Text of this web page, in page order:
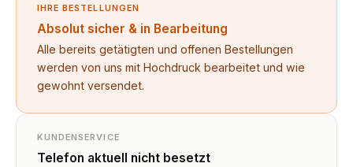
IHRE BESTELLUNGEN
Absolut sicher & in Bearbeitung
Alle bereits getätigten und offenen Bestellungen
werden von uns mit Hochdruck bearbeitet und wie
gewohnt versendet.
KUNDENSERVICE
Telefon aktuell nicht besetzt